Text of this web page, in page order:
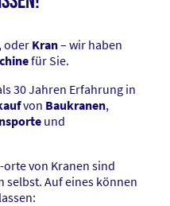
oderKran– wir haben
für Sie.
30 Jahren Erfahrung in
von Baukranen,
und
von Kranen sind
selbst. Auf eines können